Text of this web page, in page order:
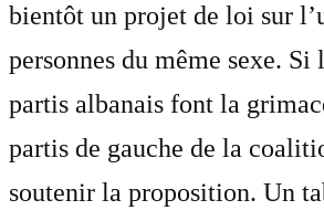
bientôt un projet de loi sur
personnes du même sexe.
partis albanais font la
partis de gauche de la
soutenir la proposition. Un